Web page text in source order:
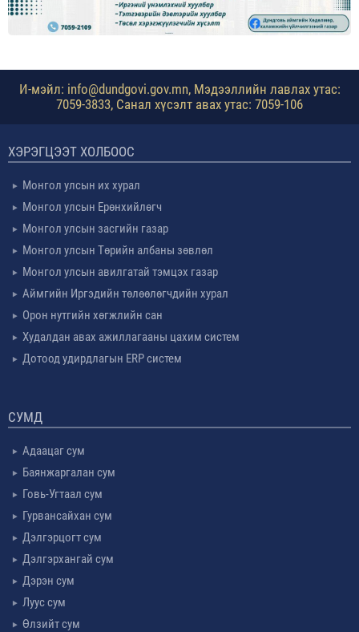
И-мэйл: info@dundgovi.gov.mn, Мэдээллийн лавлах утас:
7059-3833, Санал хүсэлт авах утас: 7059-106
ХЭРЭГЦЭЭТ ХОЛБООС
Монгол улсын их хурал
Монгол улсын Ерөнхийлөгч
Монгол улсын засгийн газар
Монгол улсын Төрийн албаны зөвлөл
Монгол улсын авилгатай тэмцэх газар
Аймгийн Иргэдийн төлөөлөгчдийн хурал
Орон нутгийн хөгжлийн сан
Худалдан авах ажиллагааны цахим систем
Дотоод удирдлагын ERP систем
СУМД
Адаацаг сум
Баянжаргалан сум
Говь-Угтаал сум
Гурвансайхан сум
Дэлгэрцогт сум
Дэлгэрхангай сум
Дэрэн сум
Луус сум
Өлзийт сум